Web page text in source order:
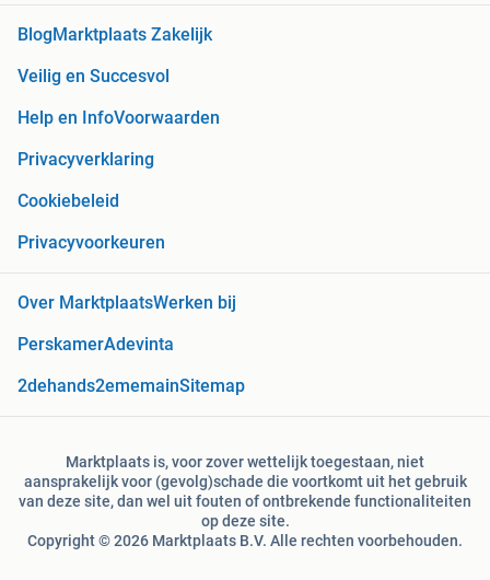
Blog Marktplaats Zakelijk
Veilig en Succesvol
Help en InfoVoorwaarden
Privacyverklaring
Cookiebeleid
Privacyvoorkeuren
Over MarktplaatsWerken bij
PerskamerAdevinta
2dehands2ememainSitemap
Marktplaats is, voor zover wettelijk toegestaan, niet
aansprakelijk voor (gevolg)schade die voortkomt uit het gebruik
van deze site, dan wel uit fouten of ontbrekende functionaliteiten
op deze site.
Copyright © 2026 Marktplaats B.V. Alle rechten voorbehouden.